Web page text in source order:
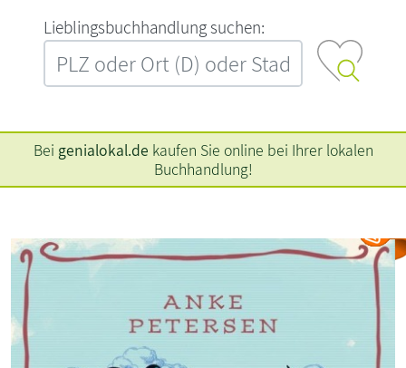
L‍i‍e‍b‍l‍i‍n‍g‍s‍b‍u‍c‍h‍h‍a‍n‍d‍l‍u‍n‍g‍ ‍s‍u‍c‍h‍e‍n‍:‍
Bei genialokal.de kaufen Sie online bei Ihrer lokalen
Buchhandlung!